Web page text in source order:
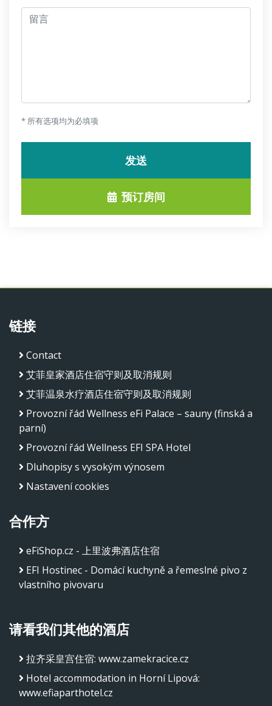
留言
* 所有选项均为必填项
发送
预订房间
链接
Contact
艾菲皇家酒店住宿守则及取消规则
艾菲温泉水疗酒店住宿守则及取消规则
Provozní řád Wellness eFi Palace – sauny (finská a
parní)
Provozní řád Wellness EFI SPA Hotel
Dluhopisy s vysokým výnosem
Nastavení cookies
合作方
eFiShop.cz - 上里波弗酒店住宿
EFI Hostinec - Domácí kuchyně a řemeslné pivo z
vlastního pivovaru
请看我们其他的酒店
拉齐采皇宫住宿: www.zamekracice.cz
Hotel accommodation in Horní Lipová:
www.efiaparthotel.cz